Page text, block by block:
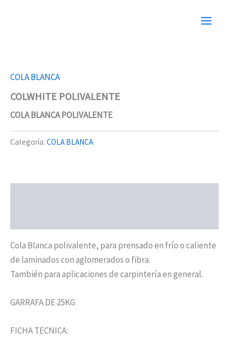
COLA BLANCA
COLWHITE POLIVALENTE
COLA BLANCA POLIVALENTE
Categoría: COLA BLANCA
Cola Blanca polivalente, para prensado en frío o caliente
de laminados con aglomerados o fibra.
También para aplicaciones de carpintería en general.
GARRAFA DE 25KG
FICHA TECNICA: